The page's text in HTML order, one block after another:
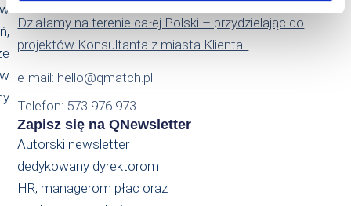
Działamy na terenie całej Polski – przydzielając do
projektów Konsultanta z miasta Klienta.
e-mail: hello@qmatch.pl
Telefon: 573 976 973
Zapisz się na QNewsletter
Autorski newsletter
dedykowany dyrektorom
HR, managerom płac oraz